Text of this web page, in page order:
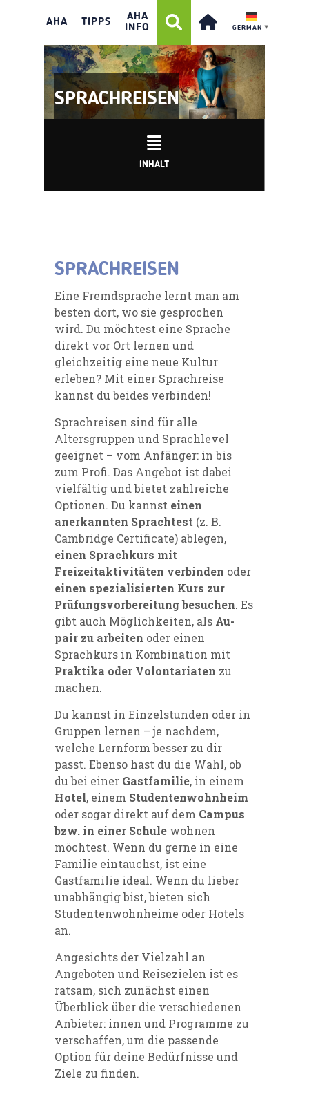
AHA TIPPS
AHA
INFO
GERMAN ▼
SPRACHREISEN
INHALT
SPRACHREISEN
Eine Fremdsprache lernt man am
besten dort, wo sie gesprochen
wird. Du möchtest eine Sprache
direkt vor Ort lernen und
gleichzeitig eine neue Kultur
erleben? Mit einer Sprachreise
kannst du beides verbinden!
Sprachreisen sind für alle
Altersgruppen und Sprachlevel
geeignet – vom Anfänger: in bis
zum Profi. Das Angebot ist dabei
vielfältig und bietet zahlreiche
Optionen. Du kannst einen
anerkannten Sprachtest (z. B.
Cambridge Certificate) ablegen,
einen Sprachkurs mit
Freizeitaktivitäten verbinden oder
einen spezialisierten Kurs zur
Prüfungsvorbereitung besuchen. Es
gibt auch Möglichkeiten, als Au-
pair zu arbeiten oder einen
Sprachkurs in Kombination mit
Praktika oder Volontariaten zu
machen.
Du kannst in Einzelstunden oder in
Gruppen lernen – je nachdem,
welche Lernform besser zu dir
passt. Ebenso hast du die Wahl, ob
du bei einer Gastfamilie, in einem
Hotel, einem Studentenwohnheim
oder sogar direkt auf dem Campus
bzw. in einer Schule wohnen
möchtest. Wenn du gerne in eine
Familie eintauchst, ist eine
Gastfamilie ideal. Wenn du lieber
unabhängig bist, bieten sich
Studentenwohnheime oder Hotels
an.
Angesichts der Vielzahl an
Angeboten und Reisezielen ist es
ratsam, sich zunächst einen
Überblick über die verschiedenen
Anbieter: innen und Programme zu
verschaffen, um die passende
Option für deine Bedürfnisse und
Ziele zu finden.